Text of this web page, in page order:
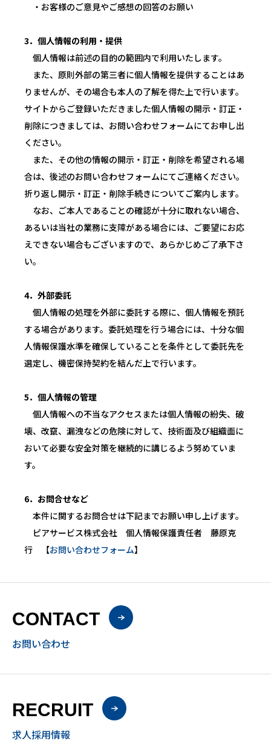
・お客様のご意見やご感想の回答のお願い
3．個人情報の利用・提供
個人情報は前述の目的の範囲内で利用いたします。
また、原則外部の第三者に個人情報を提供することはあ
りませんが、その場合も本人の了解を得た上で行います。
サイトからご登録いただきました個人情報の開示・訂正・
削除につきましては、お問い合わせフォームにてお申し出
ください。
また、その他の情報の開示・訂正・削除を希望される場
合は、後述のお問い合わせフォームにてご連絡ください。
折り返し開示・訂正・削除手続きについてご案内します。
なお、ご本人であることの確認が十分に取れない場合、
あるいは当社の業務に支障がある場合には、ご要望にお応
えできない場合もございますので、あらかじめご了承下さ
い。
4．外部委託
個人情報の処理を外部に委託する際に、個人情報を預託
する場合があります。委託処理を行う場合には、十分な個
人情報保護水準を確保していることを条件として委託先を
選定し、機密保持契約を結んだ上で行います。
5．個人情報の管理
個人情報への不当なアクセスまたは個人情報の紛失、破
壊、改竄、漏洩などの危険に対して、技術面及び組織面に
おいて必要な安全対策を継続的に講じるよう努めていま
す。
6．お問合せなど
本件に関するお問合せは下記までお願い申し上げます。
ピアサービス株式会社 個人情報保護責任者 藤原克
行 【お問い合わせフォーム】
CONTACT
お問い合わせ
RECRUIT
求人採用情報